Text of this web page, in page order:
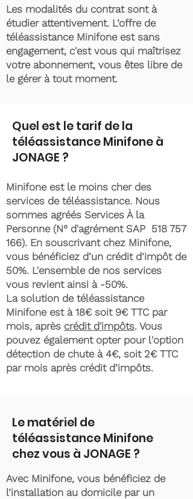
Les modalités du contrat sont à
étudier attentivement. L’offre de
téléassistance Minifone est sans
engagement, c'est vous qui maîtrisez
votre abonnement, vous êtes libre de
le gérer à tout moment.
Quel est le tarif de la
téléassistance Minifone à
JONAGE ?
Minifone est le moins cher des
services de téléassistance. Nous
sommes agréés Services À la
Personne (N° d'agrément SAP 518 757
166). En souscrivant chez Minifone,
vous bénéficiez d’un crédit d’impôt de
50%. L'ensemble de nos services
vous revient ainsi à -50%.
La solution de téléassistance
Minifone est à 18€ soit 9€ TTC par
mois, après crédit d'impôts. Vous
pouvez également opter pour l'option
détection de chute à 4€, soit 2€ TTC
par mois après crédit d’impôts.
Le matériel de
téléassistance Minifone
chez vous à JONAGE ?
Avec Minifone, vous bénéficiez de
l’installation au domicile par un